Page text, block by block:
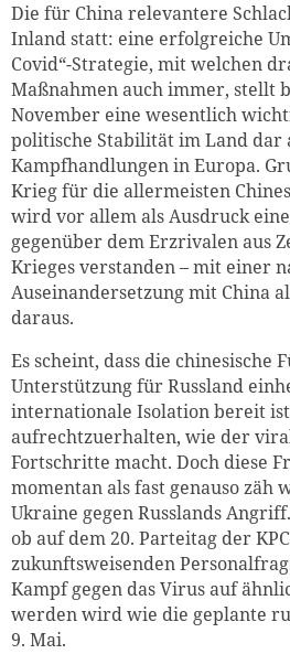
Die für China relevantere
Inland statt: eine erfolgreiche
Covid“-Strategie, mit welchen
Maßnahmen auch immer, stellt
November eine wesentlich
politische Stabilität im Land dar
Kampfhandlungen in Europa.
Krieg für die allermeisten
wird vor allem als Ausdruck
gegenüber dem Erzrivalen aus
Krieges verstanden – mit einer
Auseinandersetzung mit China
daraus.
Es scheint, dass die
Unterstützung für Russland
internationale Isolation bereit ist
aufrechtzuerhalten, wie der
Fortschritte macht. Doch diese
momentan als fast genauso zäh
Ukraine gegen Russlands
ob auf dem 20. Parteitag der
zukunftsweisenden
Kampf gegen das Virus auf
werden wird wie die geplante
9. Mai.